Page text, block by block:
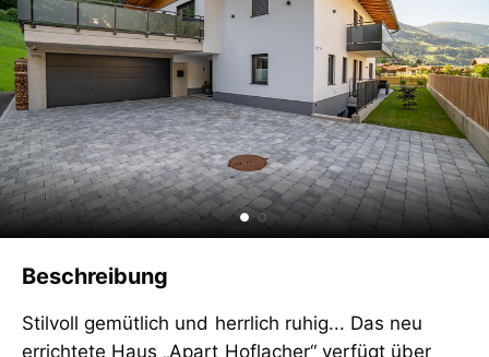
Beschreibung
Stilvoll gemütlich und herrlich ruhig... Das neu
errichtete Haus „Apart Hoflacher“ verfügt über